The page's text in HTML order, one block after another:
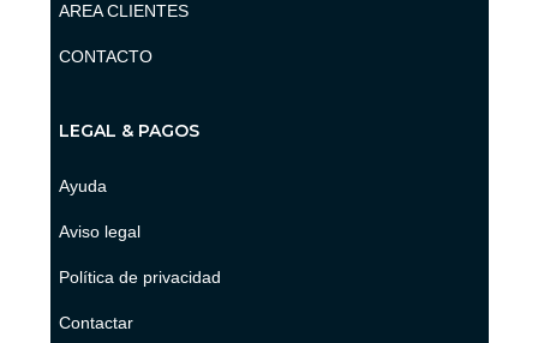
AREA CLIENTES
CONTACTO
LEGAL & PAGOS
Ayuda
Aviso legal
Política de privacidad
Contactar